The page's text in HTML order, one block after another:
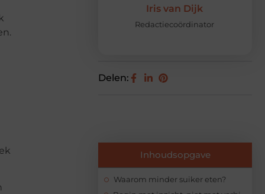
Iris van Dijk
Redactiecoördinator
Delen:
Inhoudsopgave
Waarom minder suiker eten?